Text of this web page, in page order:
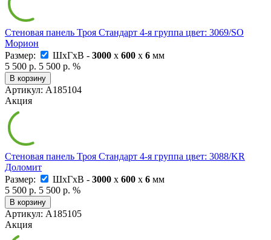
Стеновая панель Троя Стандарт 4-я группа цвет: 3069/SO
Морион
Размер:
ШxГxВ - 3000 x 600 x 6 мм
5 500 р. 5 500 р. %
В корзину
Артикул: А185104
Акция
Стеновая панель Троя Стандарт 4-я группа цвет: 3088/KR
Доломит
Размер:
ШxГxВ - 3000 x 600 x 6 мм
5 500 р. 5 500 р. %
В корзину
Артикул: А185105
Акция